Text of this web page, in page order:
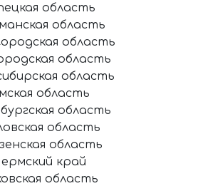
область
область
область
область
область
область
область
область
область
край
область